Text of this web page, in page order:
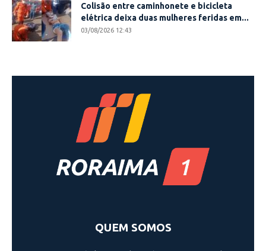
Colisão entre caminhonete e bicicleta
elétrica deixa duas mulheres feridas em...
03/08/2026 12:43
QUEM SOMOS